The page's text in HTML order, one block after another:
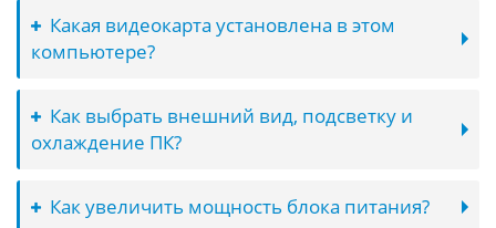
Какая видеокарта установлена в этом
компьютере?
Как выбрать внешний вид, подсветку и
охлаждение ПК?
Как увеличить мощность блока питания?